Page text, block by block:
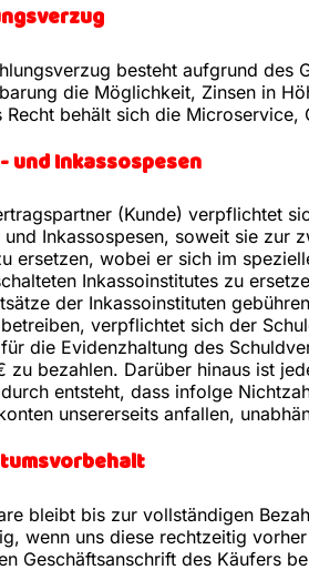
besteht aufgrund des
die Möglichkeit, Zinsen in
Recht behält sich die Microservice,
und Inkassospesen
(Kunde) verpflichtet
und Inkassospesen, soweit sie zur
ersetzen, wobei er sich im
Inkassoinstitutes zu
der Inkassoinstituten
verpflichtet sich der
die Evidenzhaltung des
zu bezahlen. Darüber hinaus ist
entsteht, dass infolge
unsererseits anfallen,
bleibt bis zur vollständigen
wenn uns diese rechtzeitig
Geschäftsanschrift des Käufers